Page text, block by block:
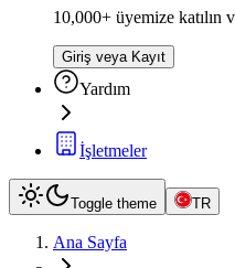
10,000+ üyemize katılın
Giriş veya Kayıt
Yardım
İşletmeler
Toggle theme TR
Ana Sayfa